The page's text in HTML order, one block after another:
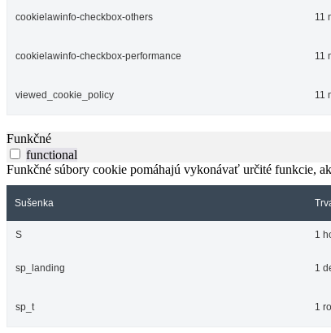
cookielawinfo-checkbox-others 11
cookielawinfo-checkbox-performance 11
viewed_cookie_policy 11
Funkčné
functional
Funkčné súbory cookie pomáhajú vykonávať určité funkcie,
Sušenka
S 1
sp_landing 1
sp_t 1